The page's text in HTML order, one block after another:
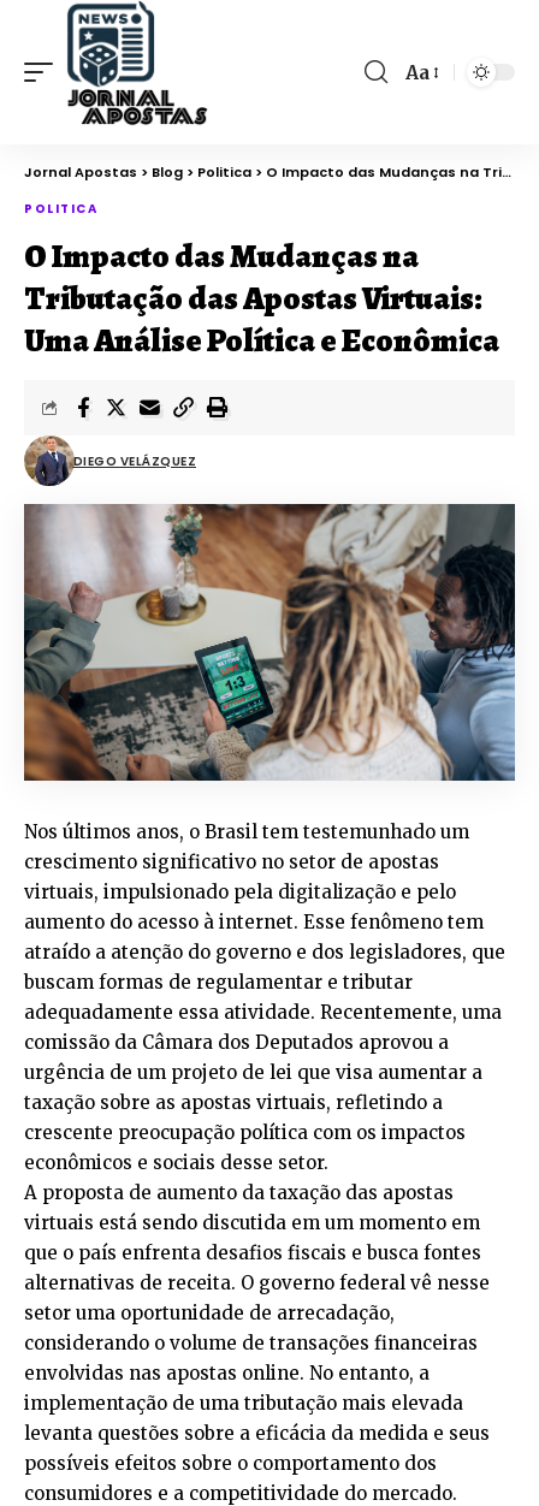
Aa
Jornal Apostas > Blog > Politica > O Impacto das Mudanças na Tributação das Apostas Virtuais: Uma Análise Política e Econômica
POLITICA
O Impacto das Mudanças na
Tributação das Apostas Virtuais:
Uma Análise Política e Econômica
DIEGO VELÁZQUEZ
Nos últimos anos, o Brasil tem testemunhado um
crescimento significativo no setor de apostas
virtuais, impulsionado pela digitalização e pelo
aumento do acesso à internet. Esse fenômeno tem
atraído a atenção do governo e dos legisladores, que
buscam formas de regulamentar e tributar
adequadamente essa atividade. Recentemente, uma
comissão da Câmara dos Deputados aprovou a
urgência de um projeto de lei que visa aumentar a
taxação sobre as apostas virtuais, refletindo a
crescente preocupação política com os impactos
econômicos e sociais desse setor.
A proposta de aumento da taxação das apostas
virtuais está sendo discutida em um momento em
que o país enfrenta desafios fiscais e busca fontes
alternativas de receita. O governo federal vê nesse
setor uma oportunidade de arrecadação,
considerando o volume de transações financeiras
envolvidas nas apostas online. No entanto, a
implementação de uma tributação mais elevada
levanta questões sobre a eficácia da medida e seus
possíveis efeitos sobre o comportamento dos
consumidores e a competitividade do mercado.